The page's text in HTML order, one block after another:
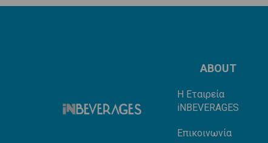
ABOUT
Η Εταιρεία
iNBEVERAGES
Επικοινωνία